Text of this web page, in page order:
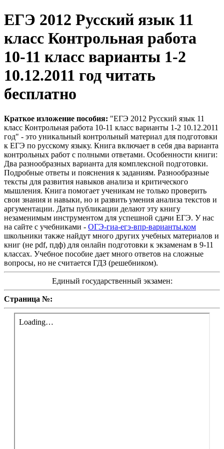
ЕГЭ 2012 Русский язык 11
класс Контрольная работа
10-11 класс варианты 1-2
10.12.2011 год читать
бесплатно
Краткое изложение пособия: "ЕГЭ 2012 Русский язык 11
класс Контрольная работа 10-11 класс варианты 1-2 10.12.2011
год" - это уникальный контрольный материал для подготовки
к ЕГЭ по русскому языку. Книга включает в себя два варианта
контрольных работ с полными ответами. Особенности книги:
Два разнообразных варианта для комплексной подготовки.
Подробные ответы и пояснения к заданиям. Разнообразные
тексты для развития навыков анализа и критического
мышления. Книга помогает ученикам не только проверить
свои знания и навыки, но и развить умения анализа текстов и
аргументации. Даты публикации делают эту книгу
незаменимым инструментом для успешной сдачи ЕГЭ. У нас
на сайте с учебниками - ОГЭ-гиа-егэ-впр-варианты.ком
школьники также найдут много других учебных материалов и
книг (не pdf, пдф) для онлайн подготовки к экзаменам в 9-11
классах. Учебное пособие дает много ответов на сложные
вопросы, но не считается ГДЗ (решебником).
Единый государственный экзамен:
Страница №: